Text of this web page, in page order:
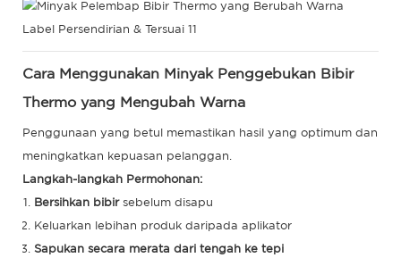
Cara Menggunakan Minyak Penggebukan Bibir
Thermo yang Mengubah Warna
Penggunaan yang betul memastikan hasil yang optimum dan
meningkatkan kepuasan pelanggan.
Langkah-langkah Permohonan:
Bersihkan bibirsebelum disapu
Keluarkan lebihan produk daripada aplikator
Sapukan secara merata dari tengah ke tepi